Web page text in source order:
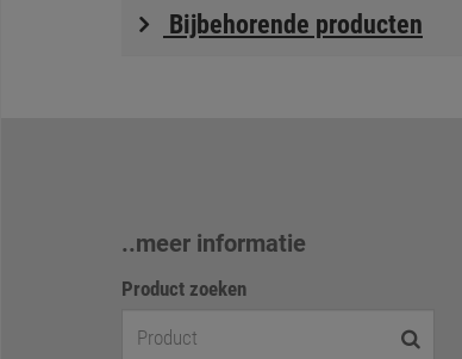
Bijbehorende producten
..meer informatie
Product zoeken